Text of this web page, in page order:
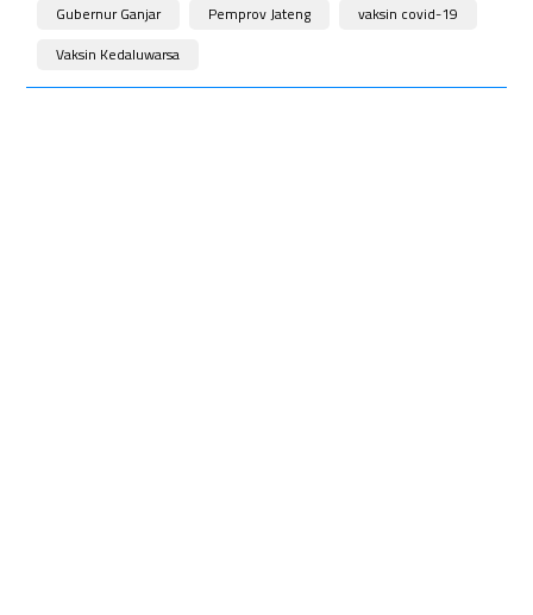
Gubernur Ganjar Pemprov Jateng
vaksin covid-19
Vaksin Kedaluwarsa